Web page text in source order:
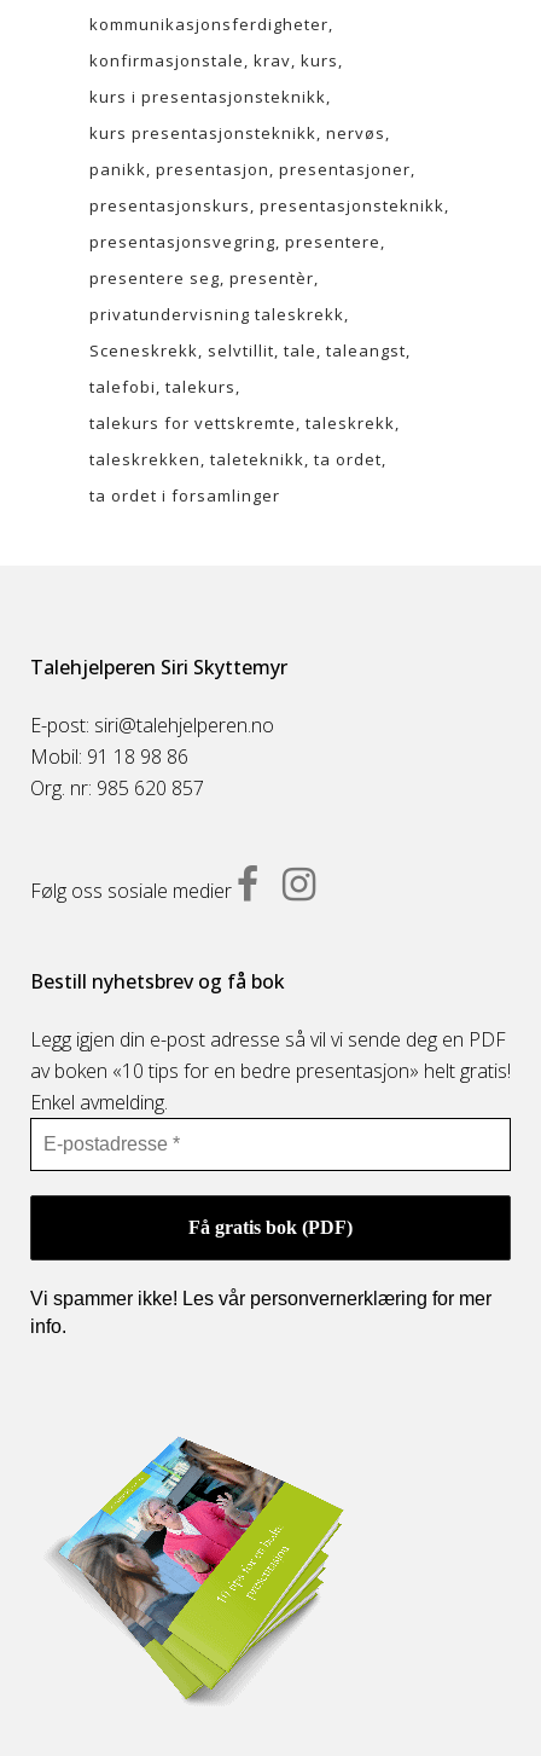
kommunikasjonsferdigheter
konfirmasjonstale krav kurs
kurs i presentasjonsteknikk
kurs presentasjonsteknikk nervøs
panikk presentasjon presentasjoner
presentasjonskurs presentasjonsteknikk
presentasjonsvegring presentere
presentere seg presentèr
privatundervisning taleskrekk
Sceneskrekk selvtillit tale taleangst
talefobi talekurs
talekurs for vettskremte taleskrekk
taleskrekken taleteknikk ta ordet
ta ordet i forsamlinger
Talehjelperen Siri Skyttemyr
E-post: siri@talehjelperen.no
Mobil: 91 18 98 86
Org. nr: 985 620 857
Følg oss sosiale medier
Bestill nyhetsbrev og få bok
Legg igjen din e-post adresse så vil vi sende deg en PDF
av boken «10 tips for en bedre presentasjon» helt gratis!
Enkel avmelding.
Vi spammer ikke! Les vår personvernerklæring for mer
info.